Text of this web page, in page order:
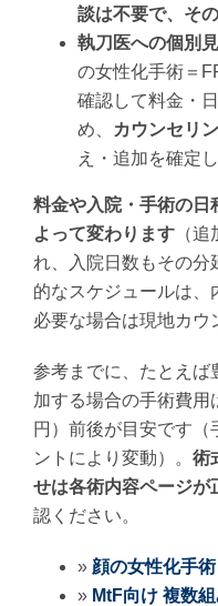
談は不要で、そ
執刀医への個別
の女性化手術＝
確認して料金・
め、
カウンセリ
え・追加を確定し
料金や入院・手術の日
よって変わります（追
れ、入院日数もその分
的なスケジュールは、
必要な場合は現地カウ
参考までに、たとえば
加する場合の手術費
円）前後が目安です
ントにより変動）。 術
せは各術内容ページが
認ください。
» 顔の女性化手
» MtF向け 複数